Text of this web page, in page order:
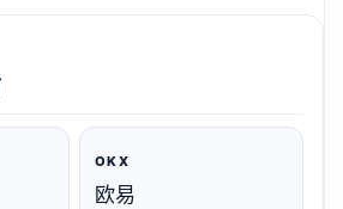
OKX
欧易